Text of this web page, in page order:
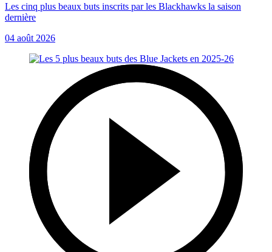
Les cinq plus beaux buts inscrits par les Blackhawks la saison
dernière
04 août 2026